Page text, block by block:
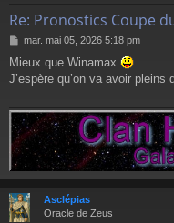
Re: Pronostics Coupe
M
s
s
e
mar. mai 05, 2026 5:18 pm
Mieux que Winamax
J’espère qu’on va avoir
Asclépias
Oracle de Zeus